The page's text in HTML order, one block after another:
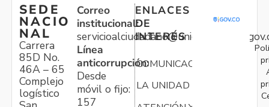
SEDE
NACIO
NAL
Carrera
85D No.
46A – 65
Complejo
logístico
Correo
institucional:
Línea
anticorrupción:
Desde
móvil o fijo:
157
ENLACES
DE
INTERÉS
COMUNICACIONES
LA UNIDAD